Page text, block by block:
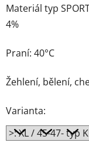
Materiál typ
4%
Praní: 40°C
Žehlení, bělení,
Varianta: